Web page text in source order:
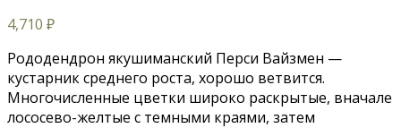
4,710 ₽
Рододендрон якушиманский Перси Вайзмен —
кустарник среднего роста, хорошо ветвится.
Многочисленные цветки широко раскрытые, вначале
лососево-желтые с темными краями, затем